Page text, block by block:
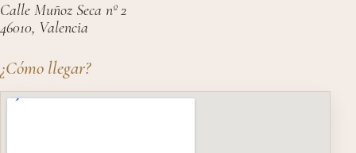
Calle Muñoz Seca nº 2
46010, Valencia
¿Cómo llegar?